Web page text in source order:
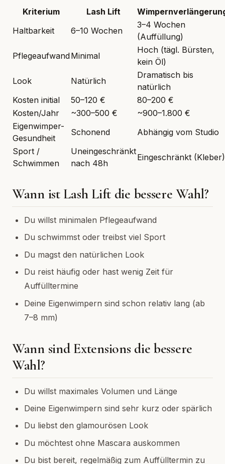
Kriterium Lash Lift
Haltbarkeit
6–10 Wochen
3–4 Wochen
(Auffüllung)
PflegeaufwandMinimal
Hoch (tägl. Bürsten,
kein Öl)
Look
Natürlich
Dramatisch bis
natürlich
Kosten initial
50–120 €
80–200 €
Kosten/Jahr
~300–500 €
~900–1.800 €
Eigenwimper-
Gesundheit
Schonend
Abhängig vom Studio
Sport /
Schwimmen
Uneingeschränkt
nach 48h
Eingeschränkt (Kleber)
Wann ist Lash Lift die bessere Wahl?
Du willst minimalen Pflegeaufwand
Du schwimmst oder treibst viel Sport
Du magst den natürlichen Look
Du reist häufig oder hast wenig Zeit für
Auffülltermine
Deine Eigenwimpern sind schon relativ lang (ab
7–8 mm)
Wann sind Extensions die bessere
Wahl?
Du willst maximales Volumen und Länge
Deine Eigenwimpern sind sehr kurz oder spärlich
Du liebst den glamourösen Look
Du möchtest ohne Mascara auskommen
Du bist bereit, regelmäßig zum Auffülltermin zu